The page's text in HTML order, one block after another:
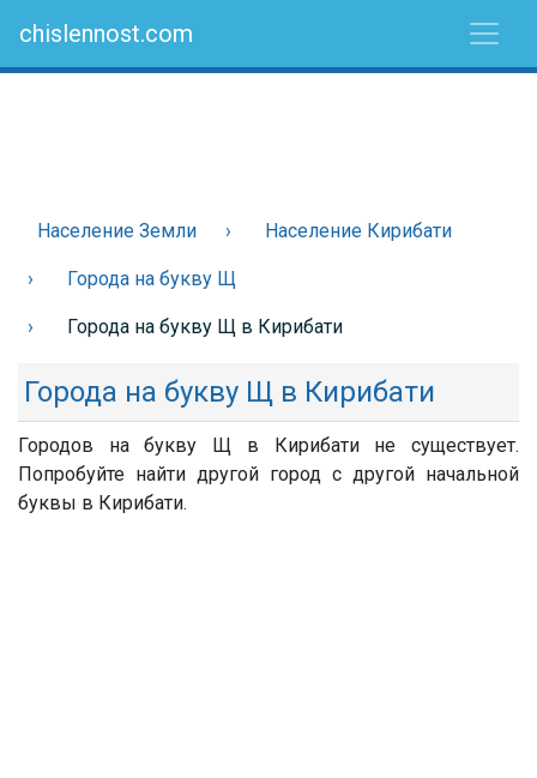
chislennost.com
Население Земли Население Кирибати
Города на букву Щ
Города на букву Щ в Кирибати
Города на букву Щ в Кирибати
Городов на букву Щ в Кирибати не существует.
Попробуйте найти другой город с другой начальной
буквы в Кирибати.